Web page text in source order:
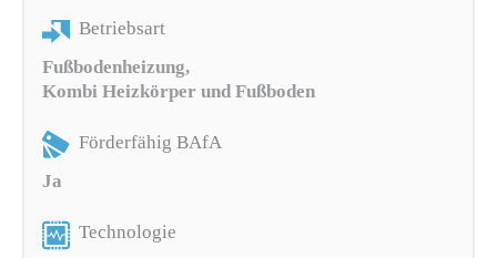
Betriebsart
Fußbodenheizung,
Kombi Heizkörper und Fußboden
Förderfähig BAfA
Ja
Technologie